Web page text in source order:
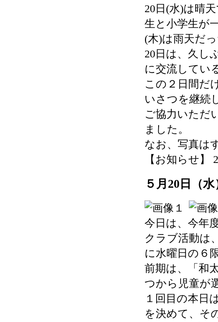
20日(水)は晴
生と小学生が
(木)は雨天だ
20日は、久し
に交流してい
この２日間だ
いさつを継続
ご協力いただ
ました。
なお、写真は
【お知らせ】
５月20日（
今日は、今年
クラブ活動は
に水曜日の６
前期は、「和
つから児童が
１回目の本日
を決めて、そ